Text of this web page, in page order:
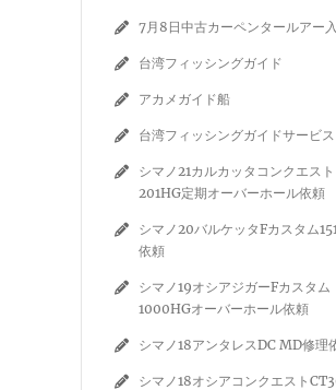
7月8日中古カーペンタールアー
台湾フィッシングガイド
アカメガイド船
台湾フィッシングガイドサービス
シマノ21カルカッタコンクエスト
201HG定期オーバーホール依頼
シマノ20バルケッタFカスタム
依頼
シマノ19オシアジガーFカスタム
1000HGオーバーホール依頼
シマノ18アンタレスDC MD修理
シマノ18オシアコンクエスト